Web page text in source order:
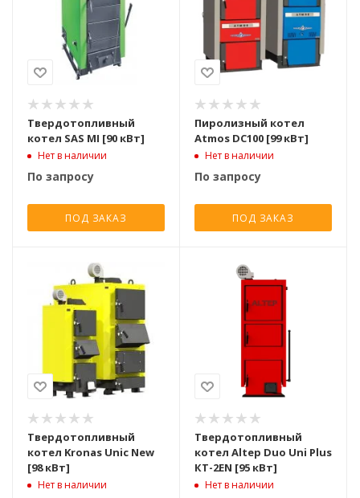
Твердотопливный
котел SAS MI [90 кВт]
Нет в наличии
По запросу
ПОД ЗАКАЗ
Пиролизный котел
Atmos DC100 [99 кВт]
Нет в наличии
По запросу
ПОД ЗАКАЗ
Твердотопливный
котел Kronas Unic New
[98 кВт]
Нет в наличии
Твердотопливный
котел Altep Duo Uni Plus
КТ-2ЕN [95 кВт]
Нет в наличии